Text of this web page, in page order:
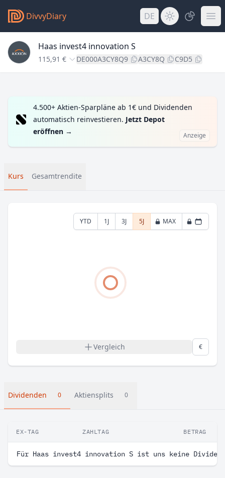
DivvyDiary DE
Haas invest4 innovation S
115,91 € DE000A3CY8Q9 A3CY8Q C9D5
4.500+ Aktien-Sparpläne ab 1€ und Dividenden
automatisch reinvestieren. Jetzt Depot
eröffnen → Anzeige
Kurs Gesamtrendite
YTD 1J 3J 5J MAX
Vergleich €
Dividenden 0 Aktiensplits 0
EX-TAG ZAHLTAG BETRAG
Für Haas invest4 innovation S ist uns keine